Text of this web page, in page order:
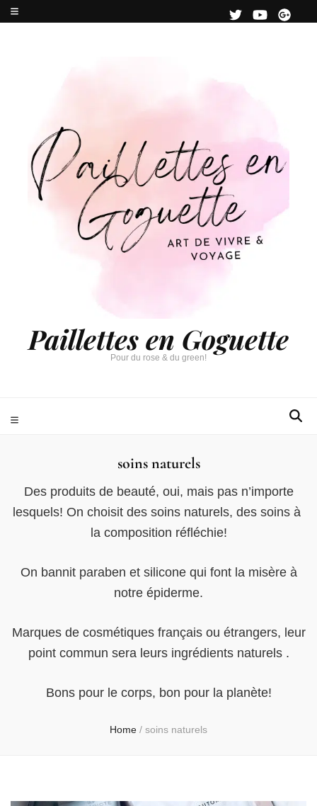
Paillettes en Goguette
Pour du rose & du green!
soins naturels
Des produits de beauté, oui, mais pas n’importe
lesquels! On choisit des soins naturels, des soins à
la composition réfléchie!
On bannit paraben et silicone qui font la misère à
notre épiderme.
Marques de cosmétiques français ou étrangers, leur
point commun sera leurs ingrédients naturels .
Bons pour le corps, bon pour la planète!
Home / soins naturels